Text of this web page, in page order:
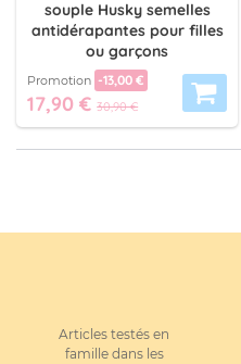
souple Husky semelles
antidérapantes pour filles
ou garçons
Promotion -13,00 €
17,90 €30,90 €
Articles testés en
famille dans les